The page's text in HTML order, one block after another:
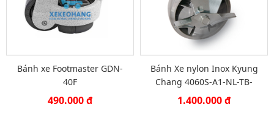
Bánh xe Footmaster GDN-
40F
490.000 đ
Bánh Xe nylon Inox Kyung
Chang 4060S-A1-NL-TB-
SUSGRY
1.400.000 đ